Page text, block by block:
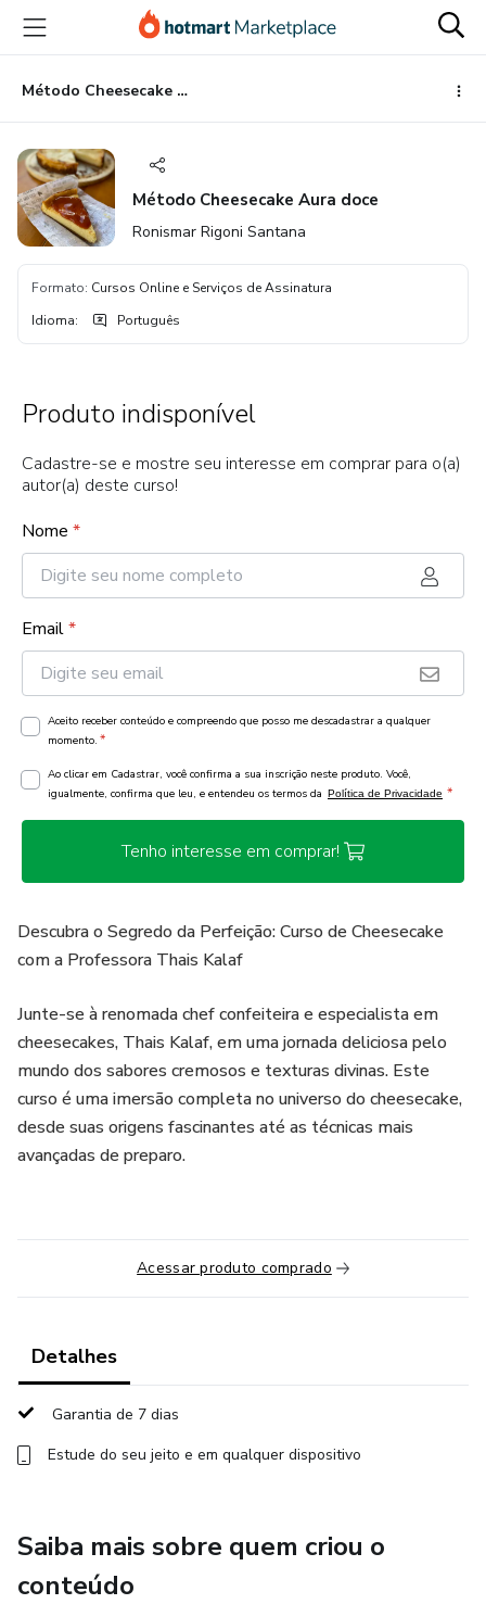
para
conteúdo
principal
para
pagamento
para
rodapé
Método Cheesecake Aura doce
Método Cheesecake Aura doce
Ronismar Rigoni Santana
Formato: Cursos Online e Serviços de Assinatura
Idioma: Português
Produto indisponível
Cadastre-se e mostre seu interesse em comprar para o(a)
autor(a) deste curso!
Nome *
Email*
Aceito receber conteúdo e compreendo que posso me descadastrar a qualquer
momento. *
Ao clicar em Cadastrar, você confirma a sua inscrição neste produto. Você,
igualmente, confirma que leu, e entendeu os termos da Política de Privacidade *
Tenho interesse em comprar!
Descubra o Segredo da Perfeição: Curso de Cheesecake
com a Professora Thais Kalaf
Junte-se à renomada chef confeiteira e especialista em
cheesecakes, Thais Kalaf, em uma jornada deliciosa pelo
mundo dos sabores cremosos e texturas divinas. Este
curso é uma imersão completa no universo do cheesecake,
desde suas origens fascinantes até as técnicas mais
avançadas de preparo.
Acessar produto comprado
Detalhes
Garantia de 7 dias
Estude do seu jeito e em qualquer dispositivo
Saiba mais sobre quem criou o
conteúdo